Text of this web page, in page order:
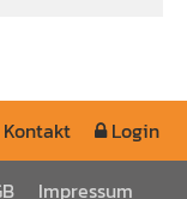
Kontakt Login
Impressum